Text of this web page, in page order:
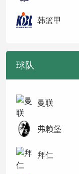
韩篮甲
球队
曼联
弗赖堡
拜仁